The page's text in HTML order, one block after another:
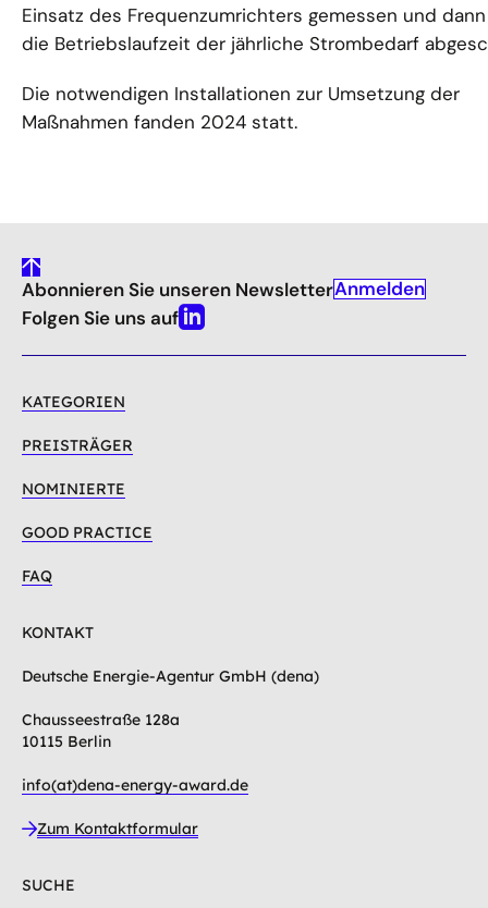
Einsatz des Frequenzumrichters gemessen und
die Betriebslaufzeit der jährliche Strombedarf
Die notwendigen Installationen zur Umsetzung der
Maßnahmen fanden 2024 statt.
gehe
nach
oben
Abonnieren Sie unseren NewsletterAnmelden
Folgen Sie uns aufLinkedin
KATEGORIEN
PREISTRÄGER
NOMINIERTE
GOOD PRACTICE
FAQ
KONTAKT
Deutsche Energie-Agentur GmbH (dena)
Chausseestraße 128a
10115 Berlin
info(at)dena-energy-award.de
Zum Kontaktformular
SUCHE